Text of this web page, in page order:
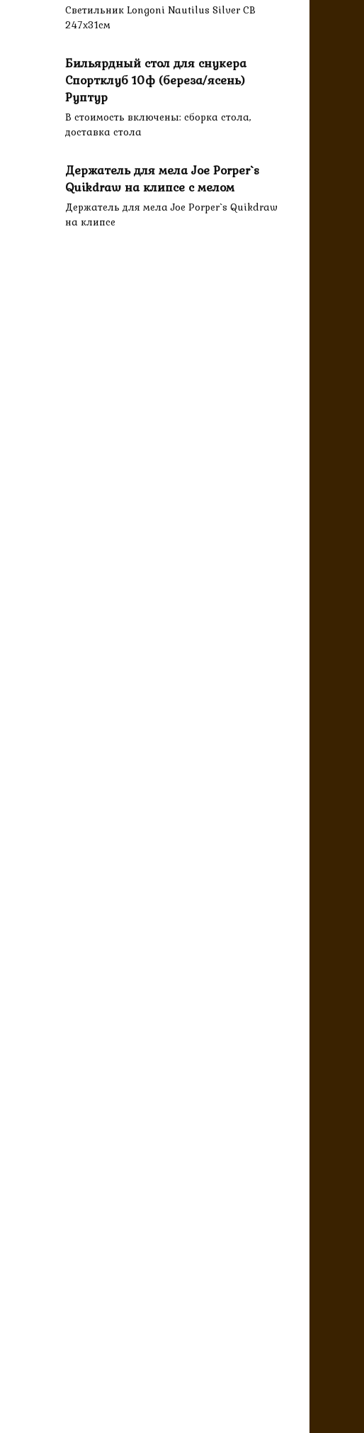
Светильник Longoni Nautilus Silver CB
247х31см
Бильярдный стол для снукера
Спортклуб 10ф (береза/ясень)
Руптур
В стоимость включены: сборка стола,
доставка стола
Держатель для мела Joe Porper`s
Quikdraw на клипсе с мелом
Держатель для мела Joe Porper`s Quikdraw
на клипсе